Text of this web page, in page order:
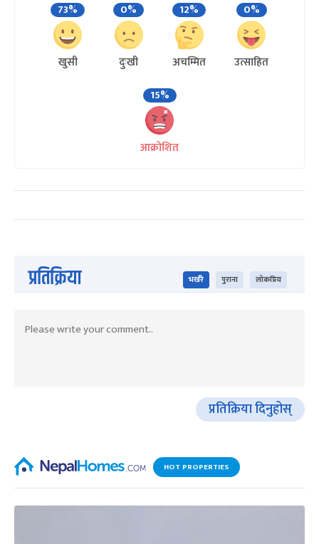
73%
खुसी
0%
दुःखी
12%
अचम्मित
0%
उत्साहित
15%
आक्रोशित
प्रतिक्रिया भर्खरै पुराना लोकप्रिय
प्रतिक्रिया दिनुहोस्
HOT PROPERTIES